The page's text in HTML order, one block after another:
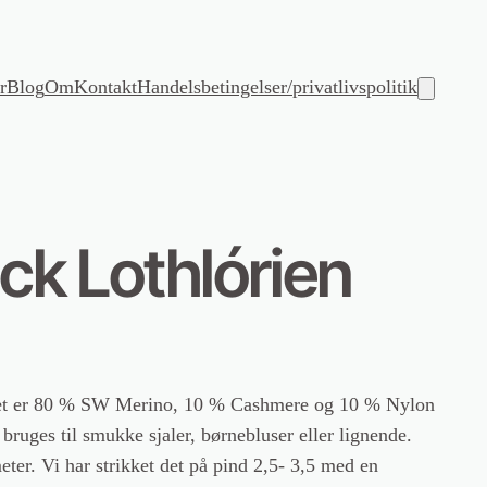
BlogOmKontaktHandelsbetingelser/privatlivspolitik
Lothlórien
er 80 % SW Merino, 10 % Cashmere og 10 % Nylon
til smukke sjaler, børnebluser eller lignende.
Vi har strikket det på pind 2,5- 3,5 med en